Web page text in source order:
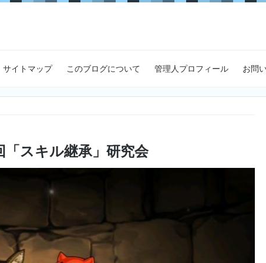
サイトマップ このブログについて 管理人プロフィール お問
「スキル継承」研究会